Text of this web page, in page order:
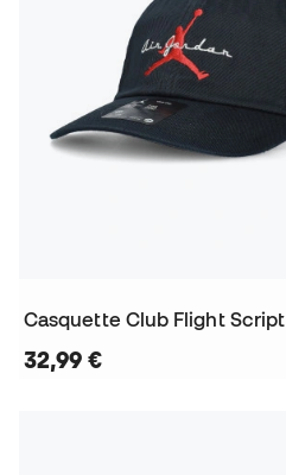
Casquette Club Flight Script
32,99 €